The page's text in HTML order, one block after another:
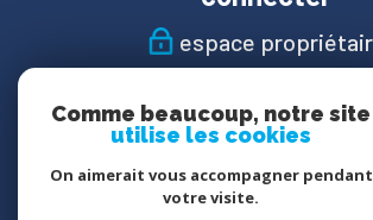
espace
suivre
Comme beaucoup, notre site
utilise les cookies
On aimerait vous accompagner pendant
votre visite.